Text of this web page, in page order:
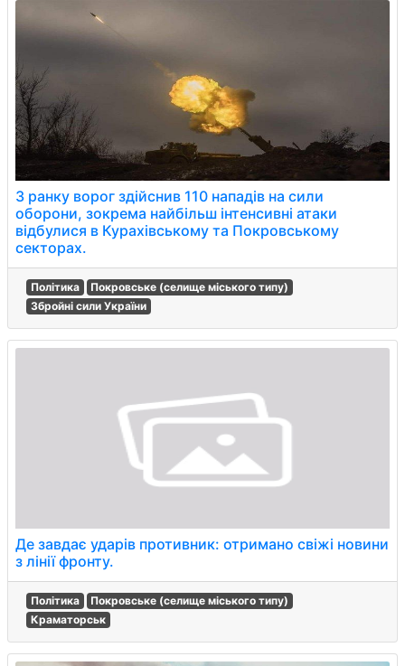
З ранку ворог здійснив 110 нападів на сили
оборони, зокрема найбільш інтенсивні атаки
відбулися в Курахівському та Покровському
секторах.
Політика
Покровське (селище міського типу)
Збройні сили України
Де завдає ударів противник: отримано свіжі новини
з лінії фронту.
Політика
Покровське (селище міського типу)
Краматорськ